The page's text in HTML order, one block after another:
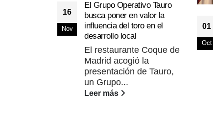
16
Nov
El Grupo Operativo Tauro
busca poner en valor la
influencia del toro en el
desarrollo local
El restaurante Coque de
Madrid acogió la
presentación de Tauro,
un Grupo...
Leer más
01
Oct